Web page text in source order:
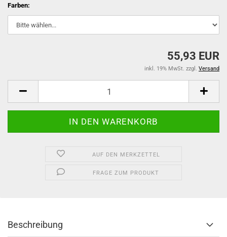
Farben:
55,93 EUR
inkl. 19% MwSt. zzgl. Versand
AUF DEN MERKZETTEL
FRAGE ZUM PRODUKT
Beschreibung